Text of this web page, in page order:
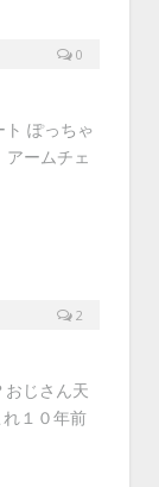
0
ぽっちゃ
アームチェ
2
じさん天
１０年前